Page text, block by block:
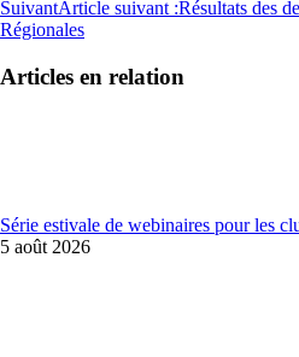
SuivantArticle suivant :Résultats des
Régionales
Articles en relation
Série estivale de webinaires pour les
5 août 2026